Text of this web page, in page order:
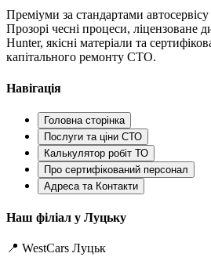
Преміуми за стандартами
Прозорі чесні процеси, ліцензоване
Hunter, якісні матеріали та
капітального ремонту СТО.
Навігація
Головна сторінка
Послуги та ціни СТО
Калькулятор робіт ТО
Про сертифікований персонал
Адреса та Контакти
Наш філіал у Луцьку
📍 WestCars Луцьк